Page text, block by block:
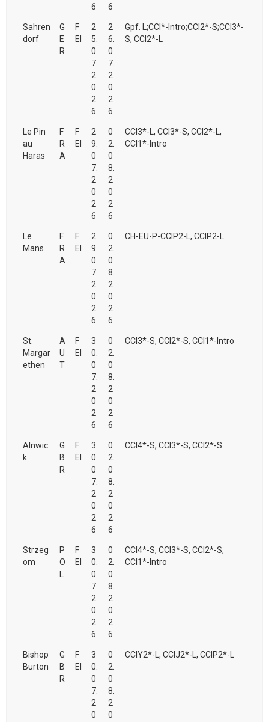
6
6
Sahren
dorf
G
E
R
F
EI
2
5.
0
7.
2
0
2
6
2
6.
0
7.
2
0
2
6
Gpf. L;CCI*-Intro;CCI2*-S;CCI3*-
S, CCI2*-L
Le Pin
au
Haras
F
R
A
F
EI
2
9.
0
7.
2
0
2
6
0
2.
0
8.
2
0
2
6
CCI3*-L, CCI3*-S, CCI2*-L,
CCI1*-Intro
Le
Mans
F
R
A
F
EI
2
9.
0
7.
2
0
2
6
0
2.
0
8.
2
0
2
6
CH-EU-P-CCIP2-L, CCIP2-L
St.
Margar
ethen
A
U
T
F
EI
3
0.
0
7.
2
0
2
6
0
2.
0
8.
2
0
2
6
CCI3*-S, CCI2*-S, CCI1*-Intro
Alnwic
k
G
B
R
F
EI
3
0.
0
7.
2
0
2
6
0
2.
0
8.
2
0
2
6
CCI4*-S, CCI3*-S, CCI2*-S
Strzeg
om
P
O
F
EI
3
0.
0
7.
2
0
2
6
0
2.
0
8.
2
0
2
6
CCI4*-S, CCI3*-S, CCI2*-S,
CCI1*-Intro
Bishop
Burton
G
B
R
F
EI
3
0.
0
7.
2
0
0
2.
0
8.
2
0
CCIY2*-L, CCIJ2*-L, CCIP2*-L